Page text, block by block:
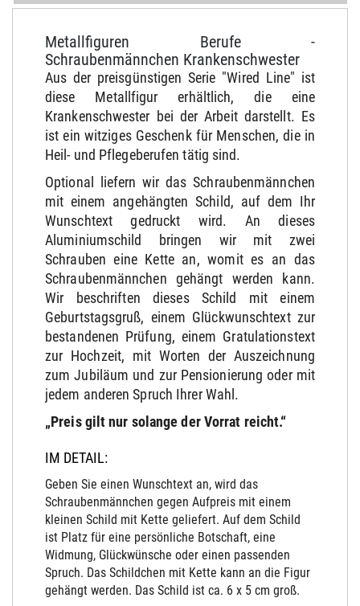
Metallfiguren Berufe -
Schraubenmännchen Krankenschwester
Aus der preisgünstigen Serie "Wired Line" ist
diese Metallfigur erhältlich, die eine
Krankenschwester bei der Arbeit darstellt. Es
ist ein witziges Geschenk für Menschen, die in
Heil- und Pflegeberufen tätig sind.
Optional liefern wir das Schraubenmännchen
mit einem angehängten Schild, auf dem Ihr
Wunschtext gedruckt wird. An dieses
Aluminiumschild bringen wir mit zwei
Schrauben eine Kette an, womit es an das
Schraubenmännchen gehängt werden kann.
Wir beschriften dieses Schild mit einem
Geburtstagsgruß, einem Glückwunschtext zur
bestandenen Prüfung, einem Gratulationstext
zur Hochzeit, mit Worten der Auszeichnung
zum Jubiläum und zur Pensionierung oder mit
jedem anderen Spruch Ihrer Wahl.
„Preis gilt nur solange der Vorrat reicht.“
IM DETAIL:
Geben Sie einen Wunschtext an, wird das
Schraubenmännchen gegen Aufpreis mit einem
kleinen Schild mit Kette geliefert. Auf dem Schild
ist Platz für eine persönliche Botschaft, eine
Widmung, Glückwünsche oder einen passenden
Spruch. Das Schildchen mit Kette kann an die Figur
gehängt werden. Das Schild ist ca. 6 x 5 cm groß.